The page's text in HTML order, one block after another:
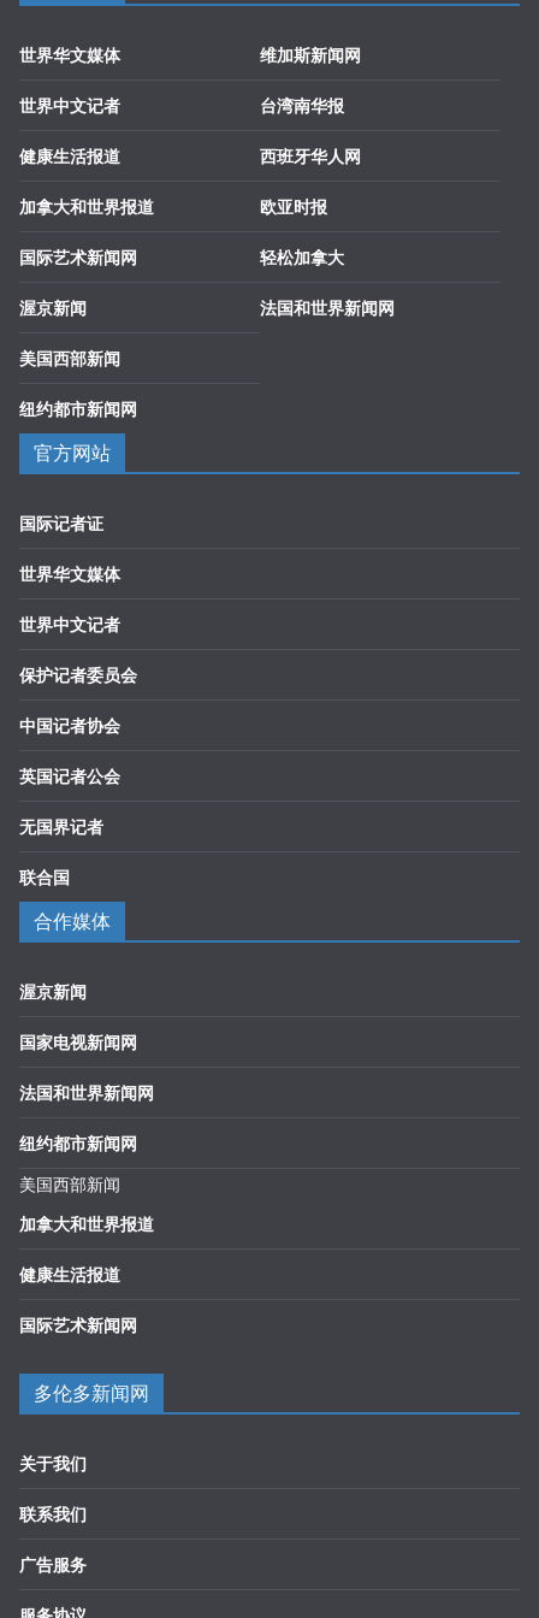
世界华文媒体
世界中文记者
健康生活报道
加拿大和世界报道
国际艺术新闻网
渥京新闻
美国西部新闻
纽约都市新闻网
维加斯新闻网
台湾南华报
西班牙华人网
欧亚时报
轻松加拿大
法国和世界新闻网
官方网站
国际记者证
世界华文媒体
世界中文记者
保护记者委员会
中国记者协会
英国记者公会
无国界记者
联合国
合作媒体
渥京新闻
国家电视新闻网
法国和世界新闻网
纽约都市新闻网
美国西部新闻
加拿大和世界报道
健康生活报道
国际艺术新闻网
多伦多新闻网
关于我们
联系我们
广告服务